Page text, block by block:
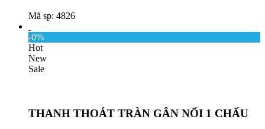
Mã sp: 4826
-0%
Hot
New
Sale
THANH THOÁT TRÀN GÂN NỔI 1 CHẤU